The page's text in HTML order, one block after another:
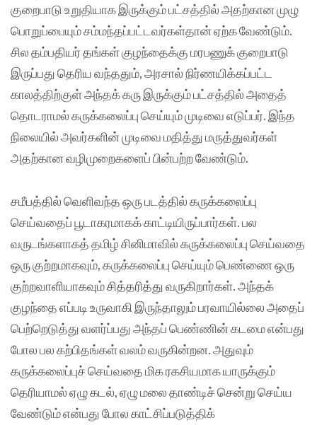
குறைபாடு உறுதியாக இருக்கும் பட்சத்தில் அதற்கான முழு
பொறுப்பையும் சம்மந்தப்பட்டவர்கள்தான் ஏற்க வேண்டும்.
சில தம்பதியர் தங்கள் குழந்தைக்கு மரபணுக் குறைபாடு
இருப்பது தெரிய வந்ததும், அரசால் நிர்ணயிக்கப்பட்ட
காலத்திற்குள் அந்தக் கரு இருக்கும் பட்சத்தில் அதைத்
தொடராமல் கருக்கலைப்பு செய்யும் முடிவை எடுப்பர். இந்த
நிலையில் அவர்களின் முடிவை மதித்து மருத்துவர்கள்
அதற்கான வழிமுறைகளைப் பின்பற்ற வேண்டும்.
சமீபத்தில் வெளிவந்த ஒரு படத்தில் கருக்கலைப்பு
செய்வதைப் பூடாகரமாகக் காட்டியிருப்பார்கள். பல
வருடங்களாகத் தமிழ் சினிமாவில் கருக்கலைப்பு செய்வதை
ஒரு குற்றமாகவும், கருக்கலைப்பு செய்யும் பெண்ணை ஒரு
குற்றவாளியாகவும் சித்தரித்து வருகிறார்கள். அந்தக்
குழந்தை எப்படி உருவாகி இருந்தாலும் பரவாயில்லை அதைப்
பெற்றெடுத்து வளர்ப்பது அந்தப் பெண்ணின் கடமை என்பது
போல பல கற்பிதங்கள் வலம் வருகின்றன. அதுவும்
கருக்கலைப்புச் செய்வதை மிக ரகசியமாக யாருக்கும்
தெரியாமல் ஏழு கடல், ஏழு மலை தாண்டிச் சென்று செய்ய
வேண்டும் என்பது போல காட்சிப்படுத்திக்